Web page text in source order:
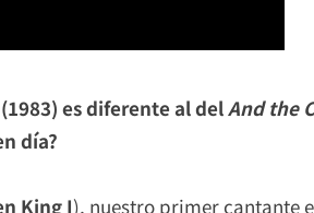
es diferente al delAnd the
día?
King I), nuestro primer cantante